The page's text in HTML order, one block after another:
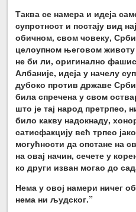
Таква се намера и идеја
супротност и постају вид
обичном, свом човеку,
целоупном његовом
не би ли, оригинално
Албаније, идеја у начелу
дубоко против државе
била спречена у свом
што је тај народ претрпео,
било какву надокнаду,
сатисфакцију већ трпео
могућности да опстане на
на овај начин, сечете у
ко други изван могао до
Нема у овој намери ничег
нема ни људског.”